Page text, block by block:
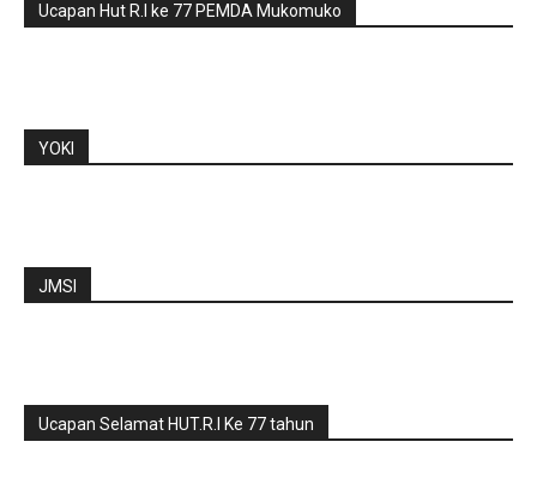
Ucapan Hut R.I ke 77 PEMDA Mukomuko
YOKI
JMSI
Ucapan Selamat HUT.R.I Ke 77 tahun